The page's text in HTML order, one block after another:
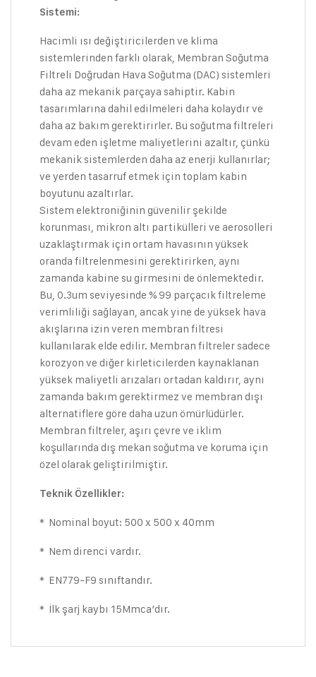
Sistemi:
Hacimli ısı değiştiricilerden ve klima
sistemlerinden farklı olarak, Membran Soğutma
Filtreli Doğrudan Hava Soğutma (DAC) sistemleri
daha az mekanik parçaya sahiptir. Kabin
tasarımlarına dahil edilmeleri daha kolaydır ve
daha az bakım gerektirirler. Bu soğutma filtreleri
devam eden işletme maliyetlerini azaltır, çünkü
mekanik sistemlerden daha az enerji kullanırlar;
ve yerden tasarruf etmek için toplam kabin
boyutunu azaltırlar.
Sistem elektroniğinin güvenilir şekilde
korunması, mikron altı partikülleri ve aerosolleri
uzaklaştırmak için ortam havasının yüksek
oranda filtrelenmesini gerektirirken, aynı
zamanda kabine su girmesini de önlemektedir.
Bu, 0.3um seviyesinde % 99 parçacık filtreleme
verimliliği sağlayan, ancak yine de yüksek hava
akışlarına izin veren membran filtresi
kullanılarak elde edilir. Membran filtreler sadece
korozyon ve diğer kirleticilerden kaynaklanan
yüksek maliyetli arızaları ortadan kaldırır, aynı
zamanda bakım gerektirmez ve membran dışı
alternatiflere göre daha uzun ömürlüdürler.
Membran filtreler, aşırı çevre ve iklim
koşullarında dış mekan soğutma ve koruma için
özel olarak geliştirilmiştir.
Teknik Özellikler:
* Nominal boyut: 500 x 500 x 40mm
* Nem direnci vardır.
* EN779-F9 sınıftandır.
* İlk şarj kaybı 15Mmca’dır.